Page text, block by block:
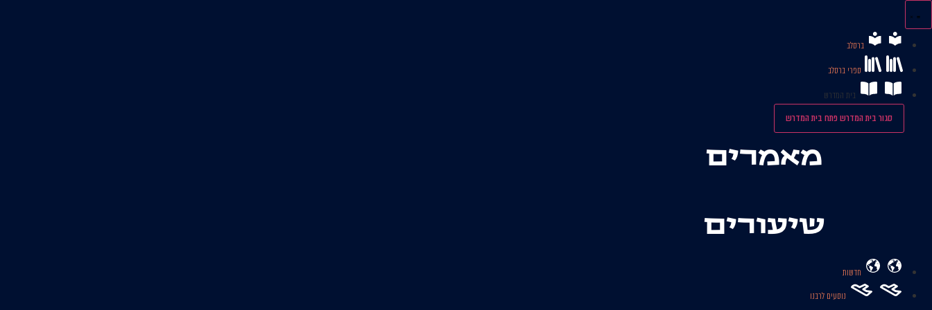
לתוכן
ברסלב
ספרי ברסלב
בית המדרש
סגור בית המדרשפתח בית המדרש
מאמרים
שיעורים
חדשות
נוסעים לרבנו